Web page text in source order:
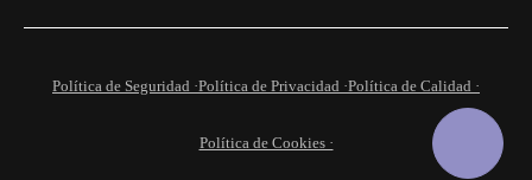
Política de Seguridad ·Política de Privacidad ·Política de Calidad ·
Política de Cookies ·